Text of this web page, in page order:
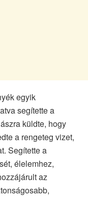
egyik
segítette a
küldte, hogy
a rengeteg vizet,
Segítette a
élelemhez,
az